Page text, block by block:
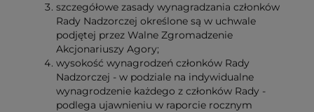
szczegółowe zasady wynagradzania członków
Rady Nadzorczej określone są w uchwale
podjętej przez Walne Zgromadzenie
Akcjonariuszy Agory;
wysokość wynagrodzeń członków Rady
Nadzorczej - w podziale na indywidualne
wynagrodzenie każdego z członków Rady -
podlega ujawnieniu w raporcie rocznym